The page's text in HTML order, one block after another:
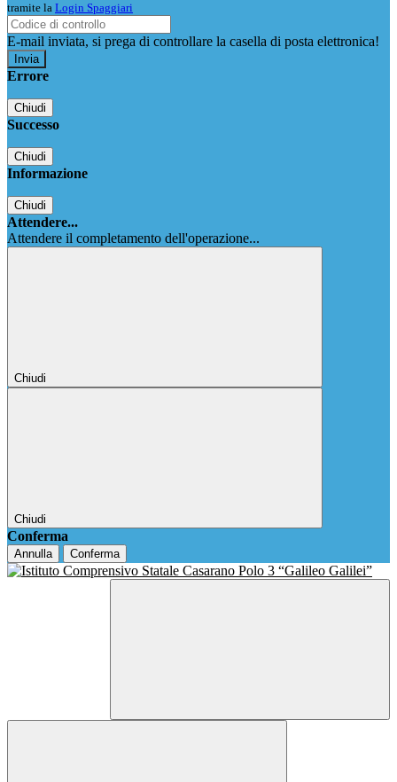
tramite la Login Spaggiari
E-mail inviata, si prega di controllare la casella di posta elettronica!
Errore
Chiudi
Successo
Chiudi
Informazione
Chiudi
Attendere...
Attendere il completamento dell'operazione...
Chiudi
Chiudi
Conferma
Annulla Conferma